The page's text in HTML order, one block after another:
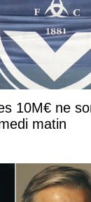
10M€ ne
matin